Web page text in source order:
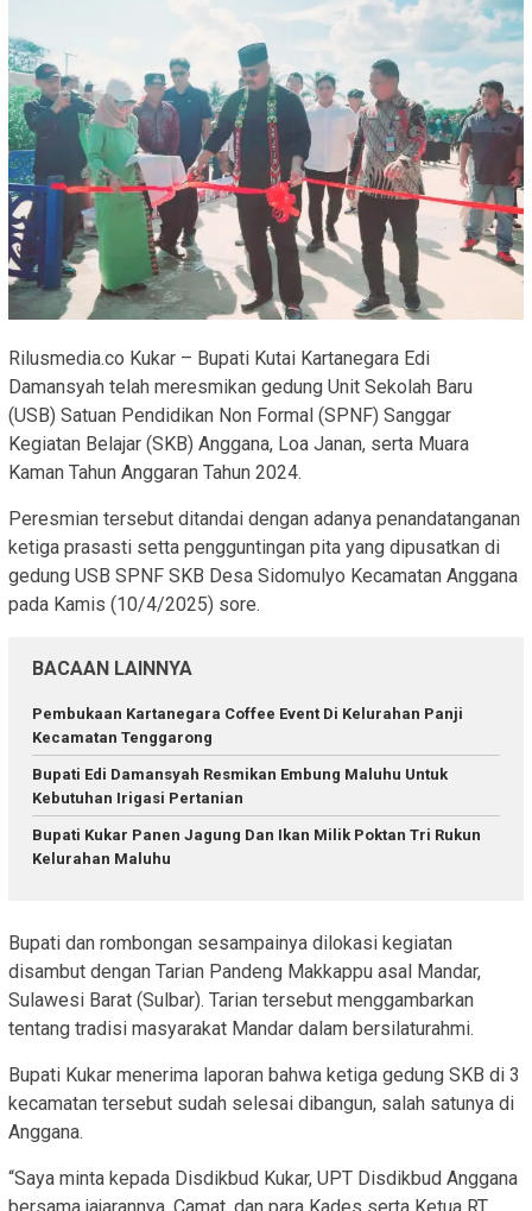
Rilusmedia.co Kukar – Bupati Kutai Kartanegara Edi
Damansyah telah meresmikan gedung Unit Sekolah Baru
(USB) Satuan Pendidikan Non Formal (SPNF) Sanggar
Kegiatan Belajar (SKB) Anggana, Loa Janan, serta Muara
Kaman Tahun Anggaran Tahun 2024.
Peresmian tersebut ditandai dengan adanya penandatanganan
ketiga prasasti setta pengguntingan pita yang dipusatkan di
gedung USB SPNF SKB Desa Sidomulyo Kecamatan Anggana
pada Kamis (10/4/2025) sore.
BACAAN LAINNYA
Pembukaan Kartanegara Coffee Event Di Kelurahan Panji
Kecamatan Tenggarong
Bupati Edi Damansyah Resmikan Embung Maluhu Untuk
Kebutuhan Irigasi Pertanian
Bupati Kukar Panen Jagung Dan Ikan Milik Poktan Tri Rukun
Kelurahan Maluhu
Bupati dan rombongan sesampainya dilokasi kegiatan
disambut dengan Tarian Pandeng Makkappu asal Mandar,
Sulawesi Barat (Sulbar). Tarian tersebut menggambarkan
tentang tradisi masyarakat Mandar dalam bersilaturahmi.
Bupati Kukar menerima laporan bahwa ketiga gedung SKB di 3
kecamatan tersebut sudah selesai dibangun, salah satunya di
Anggana.
“Saya minta kepada Disdikbud Kukar, UPT Disdikbud Anggana